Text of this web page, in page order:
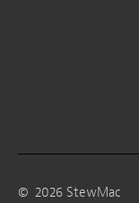
© 2026 StewMac